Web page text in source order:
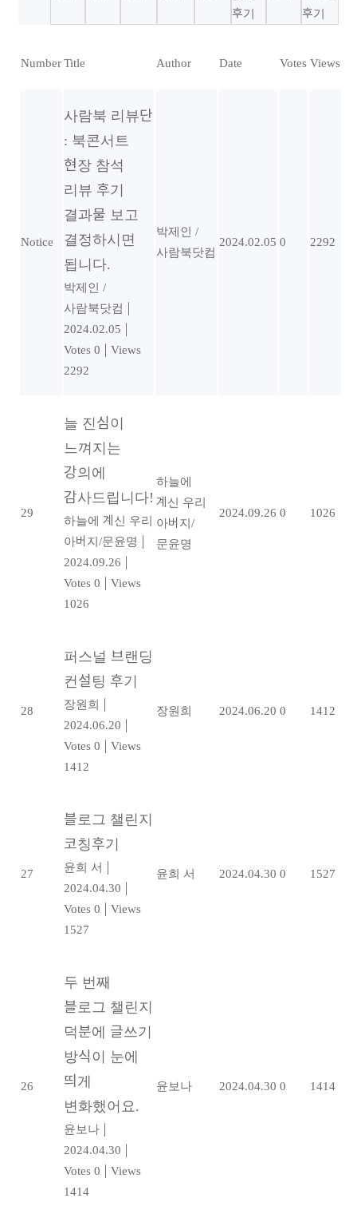
후기
후기
NumberTitle Author Date Votes Views
Notice
사람북 리뷰단
: 북콘서트
현장 참석
리뷰 후기
결과물 보고
결정하시면
됩니다.
박제인 /
사람북닷컴
2024.02.05
Votes 0
Views
2292
박제인 /
사람북닷컴
2024.02.05 0 2292
29
늘 진심이
느껴지는
강의에
감사드립니다!
하늘에 계신 우리
아버지/문윤명
2024.09.26
Votes 0
Views
1026
하늘에
계신 우리
아버지/
문윤명
2024.09.26 0 1026
28
퍼스널 브랜딩
컨설팅 후기
장원희
2024.06.20
Votes 0
Views
1412
장원희 2024.06.20 0 1412
27
블로그 챌린지
코칭후기
윤희 서
2024.04.30
Votes 0
Views
1527
윤희 서 2024.04.30 0 1527
26
두 번째
블로그 챌린지
덕분에 글쓰기
방식이 눈에
띄게
변화했어요.
윤보나
2024.04.30
Votes 0
Views
1414
윤보나 2024.04.30 0 1414